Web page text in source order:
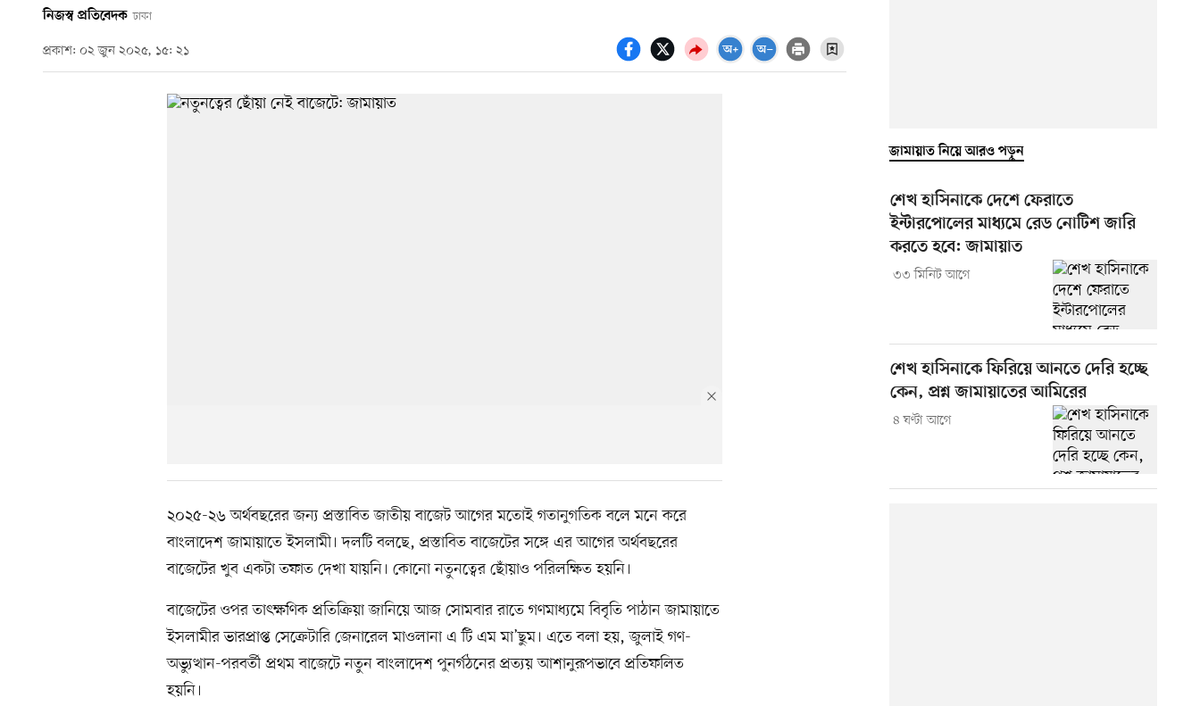
নিজস্ব প্রতিবেদক ঢাকা
প্রকাশ: ০২ জুন ২০২৫, ১৫: ২১
২০২৫-২৬ অর্থবছরের জন্য প্রস্তাবিত জাতীয় বাজেট আগের মতোই গতানুগতিক বলে মনে করে
বাংলাদেশ জামায়াতে ইসলামী। দলটি বলছে, প্রস্তাবিত বাজেটের সঙ্গে এর আগের অর্থবছরের
বাজেটের খুব একটা তফাত দেখা যায়নি। কোনো নতুনত্বের ছোঁয়াও পরিলক্ষিত হয়নি।
বাজেটের ওপর তাৎক্ষণিক প্রতিক্রিয়া জানিয়ে আজ সোমবার রাতে গণমাধ্যমে বিবৃতি পাঠান জামায়াতে
ইসলামীর ভারপ্রাপ্ত সেক্রেটারি জেনারেল মাওলানা এ টি এম মা’ছুম। এতে বলা হয়, জুলাই গণ-
অভ্যুত্থান-পরবর্তী প্রথম বাজেটে নতুন বাংলাদেশ পুনর্গঠনের প্রত্যয় আশানুরূপভাবে প্রতিফলিত
হয়নি।
জামায়াত নিয়ে আরও পড়ুন
শেখ হাসিনাকে দেশে ফেরাতে
ইন্টারপোলের মাধ্যমে রেড নোটিশ জারি
করতে হবে: জামায়াত
৩৩ মিনিট আগে
শেখ হাসিনাকে ফিরিয়ে আনতে দেরি হচ্ছে
কেন, প্রশ্ন জামায়াতের আমিরের
৪ ঘণ্টা আগে